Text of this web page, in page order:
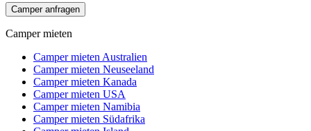
Camper anfragen
Camper mieten
Camper mieten Australien
Camper mieten Neuseeland
Camper mieten Kanada
Camper mieten USA
Camper mieten Namibia
Camper mieten Südafrika